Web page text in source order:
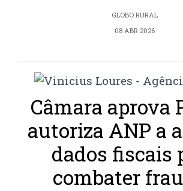
GLOBO RURAL
08 ABR 2026
Câmara aprova
autoriza ANP a
dados fiscais
combater